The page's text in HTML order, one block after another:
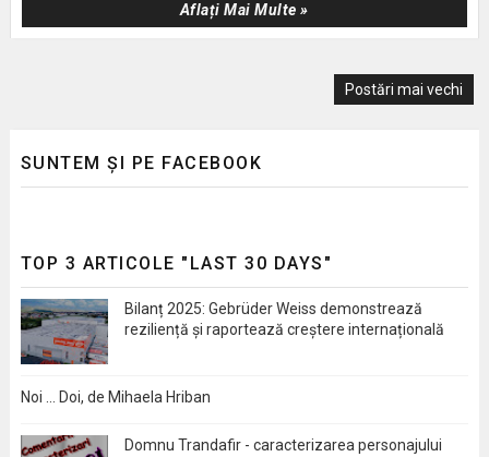
Aflați Mai Multe »
Postări mai vechi
SUNTEM ȘI PE FACEBOOK
TOP 3 ARTICOLE "LAST 30 DAYS"
Bilanț 2025: Gebrüder Weiss demonstrează
reziliență și raportează creștere internațională
Noi … Doi, de Mihaela Hriban
Domnu Trandafir - caracterizarea personajului